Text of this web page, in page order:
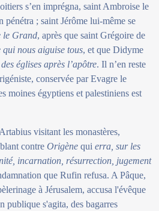
s’en imprégna, saint Ambroise le
pénétra ; saint Jérôme lui-même se
le Grand, après que saint Grégoire de
qui nous aiguise tous, et que Didyme
églises après l’apôtre. Il n’en reste
conservée par Evagre le
moines égyptiens et palestiniens est
visitant les monastères,
contre Origène qui erra, sur les
incarnation, résurrection, jugement
que Rufin refusa. A Pâque,
à Jérusalem, accusa l'évêque
publique s'agita, des bagarres